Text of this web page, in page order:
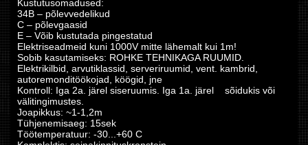
Kustutusomadused:
34B – põlevvedelikud
C – põlevgaasid
E – Võib kustutada pingestatud
Elektriseadmeid kuni 1000V mitte lähemalt kui 1m!
Sobib kasutamiseks: ROHKE TEHNIKAGA RUUMID.
Elektrikilbid, arvutiklassid, serveriruumid, vent. kambrid,
autoremonditöökojad, köögid, jne
Kontroll: Iga 2a. järel siseruumis. Iga 1a. järel sõidukis või
välitingimustes.
Joapikkus: ~1-1,2m
Tühjenemisaeg: 15sek
Töötemperatuur: -30...+60 C